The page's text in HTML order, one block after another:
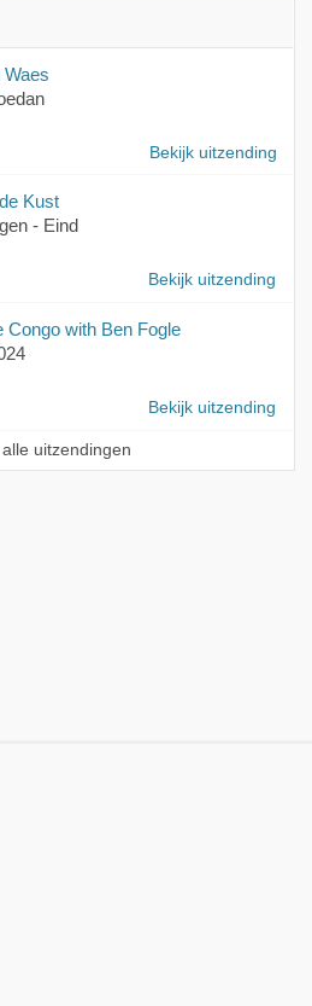
Waes
Bekijk uitzending
Kust
- Eind
Bekijk uitzending
Congo with Ben Fogle
Bekijk uitzending
alle uitzendingen